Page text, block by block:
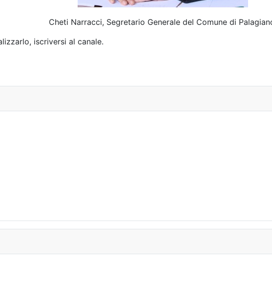
Cheti Narracci, Segretario Generale del Comune di
iscriversi al canale.